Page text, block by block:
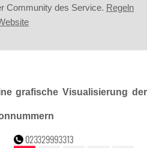
Community des Service. Regeln
grafische Visualisierung der